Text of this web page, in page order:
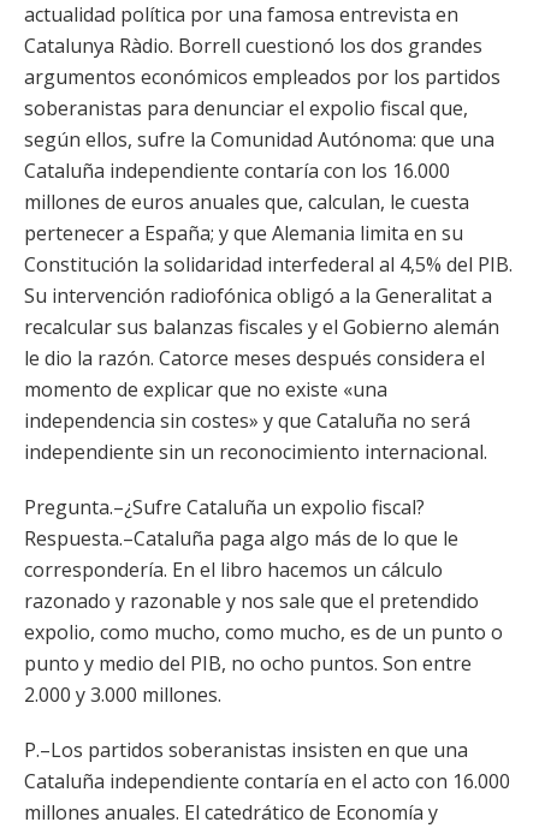
actualidad política por una famosa entrevista en
Catalunya Ràdio. Borrell cuestionó los dos grandes
argumentos económicos empleados por los partidos
soberanistas para denunciar el expolio fiscal que,
según ellos, sufre la Comunidad Autónoma: que una
Cataluña independiente contaría con los 16.000
millones de euros anuales que, calculan, le cuesta
pertenecer a España; y que Alemania limita en su
Constitución la solidaridad interfederal al 4,5% del PIB.
Su intervención radiofónica obligó a la Generalitat a
recalcular sus balanzas fiscales y el Gobierno alemán
le dio la razón. Catorce meses después considera el
momento de explicar que no existe «una
independencia sin costes» y que Cataluña no será
independiente sin un reconocimiento internacional.
Pregunta.–¿Sufre Cataluña un expolio fiscal?
Respuesta.–Cataluña paga algo más de lo que le
correspondería. En el libro hacemos un cálculo
razonado y razonable y nos sale que el pretendido
expolio, como mucho, como mucho, es de un punto o
punto y medio del PIB, no ocho puntos. Son entre
2.000 y 3.000 millones.
P.–Los partidos soberanistas insisten en que una
Cataluña independiente contaría en el acto con 16.000
millones anuales. El catedrático de Economía y